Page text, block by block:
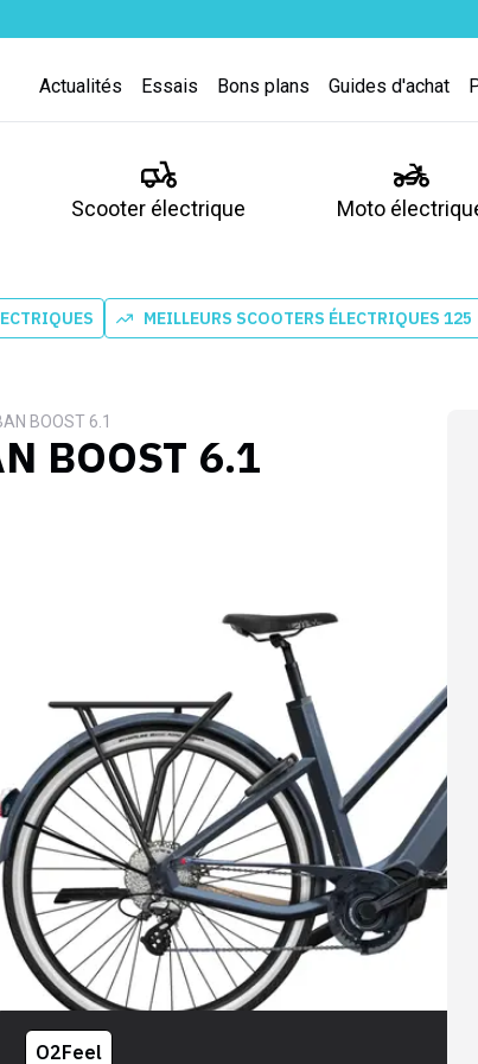
Actualités Essais Bons plans Guides d'achat
Scooter électrique Moto
MEILLEURS SCOOTERS ÉLECTRIQUES 125
BOOST 6.1
BOOST 6.1
O2Feel